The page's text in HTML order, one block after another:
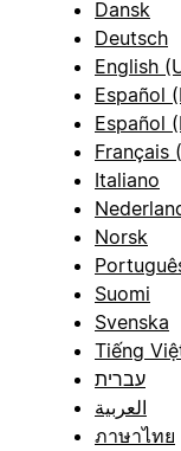
Dansk
Deutsch
English
Español
Español
Français
Italiano
Norsk
Suomi
Svenska
Tiếng
עברית
العربية
ภาษาไทย